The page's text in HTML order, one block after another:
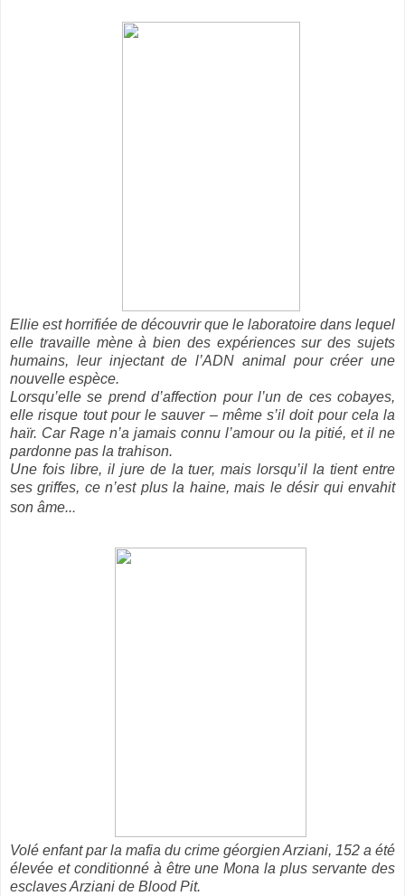
Ellie est horrifiée de découvrir que le laboratoire dans lequel
elle travaille mène à bien des expériences sur des sujets
humains, leur injectant de l’ADN animal pour créer une
nouvelle espèce.
Lorsqu’elle se prend d’affection pour l’un de ces cobayes,
elle risque tout pour le sauver – même s’il doit pour cela la
haïr. Car Rage n’a jamais connu l’amour ou la pitié, et il ne
pardonne pas la trahison.
Une fois libre, il jure de la tuer, mais lorsqu’il la tient entre
ses griffes, ce n’est plus la haine, mais le désir qui envahit
son âme...
Volé enfant par la mafia du crime géorgien Arziani, 152 a été
élevée et conditionné à être une Mona la plus servante des
esclaves Arziani de Blood Pit.